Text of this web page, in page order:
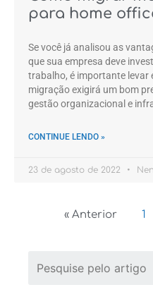
para home
Se você já analisou as
que sua empresa deve
trabalho, é importante levar
migração exigirá um bom
gestão organizacional e
CONTINUE LENDO »
23 de agosto de 2022
« Anterior 1